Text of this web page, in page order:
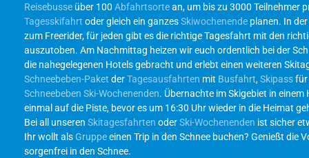
Reisebusse über 100 Abfahrtsortean, um bis zu 3000 Teilnehmer
Tagesskifahrt oder gleich ein ganzesSkiwochenende planen. In
zum Freerider, für jeden gibt es die richtige Tagesfahrt mit den
auszutoben. Am Nachmittag heizen wir euch ordentlich bei der
die nahegelegenen Hotels gebracht und erlebt einen weiteren
Schneebeben-Paket derTagesausfahrten mit Busfahrt,Skipassfür
Schneebeben Ski-Wochenenden. Übernachte im Skigebiet in
einmal auf die Piste, bevor es um 16:30 Uhr wieder in die Heimat
Bei all unseren Skitagesfahrten oderSki-Wochenenden ist sicher
Ihr wollt alsGruppeeinen Trip in den Schnee buchen? Genießt die
sorgenfrei in den Schnee.